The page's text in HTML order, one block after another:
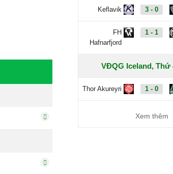
Keflavik 3 - 0
FH
Hafnarfjord
1 - 1
VĐQG Iceland, Thứ
Thor Akureyri 1 - 0
Xem thêm